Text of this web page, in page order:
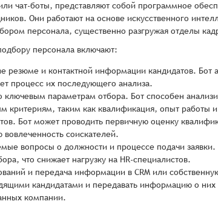
чат-боты, представляют собой программное
Они работают на основе искусственного
персонала, существенно разгружая отделы
персонала включают:
резюме и контактной информации кандидатов. Бот
процесс их последующего анализа.
ключевым параметрам отбора. Бот способен
критериям, таким как квалификация, опыт работы
Бот может проводить первичную оценку
соискателей.
вопросы о должности и процессе подачи
что снижает нагрузку на HR-специалистов.
и передача информации в CRM или
кандидатами и передавать информацию о
компании.